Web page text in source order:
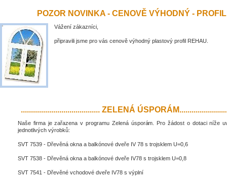
POZOR NOVINKA - CENOVĚ VÝHODNÝ -
Vážení zákazníci,
připravili jsme pro vás cenově výhodný plastový profil REHAU.
....................................... ZELENÁ
Naše firma je zařazena v programu Zelená úsporám. Pro žádost o dotaci níže
jednotlivých výrobků:
SVT 7539 - Dřevěná okna a balkónové dveře IV 78 s trojsklem U=0,6
SVT 7538 - Dřevěná okna a balkónové dveře IV78 s trojsklem U=0,8
SVT 7541 - Dřevěné vchodové dveře IV78 s výplní